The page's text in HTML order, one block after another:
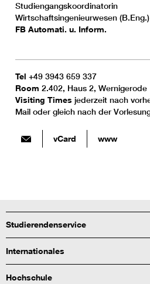
Studiengangskoordinatorin
Wirtschaftsingenieurwesen (B.Eng.)
FB Automati. u. Inform.
Tel +49 3943 659 337
Room 2.402, Haus 2, Wernigerode
Visiting Times jederzeit nach
Mail oder gleich nach der
vCard www
Studierendenservice
Internationales
Hochschule